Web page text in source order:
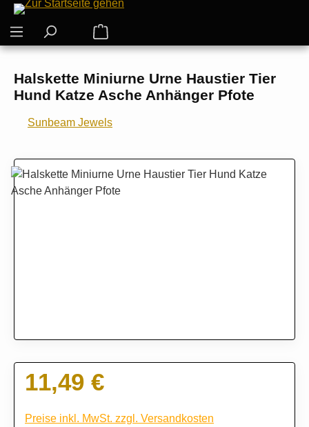
Zum Hauptinhalt springen
Warenkorb enthält 0 Positionen. Der
Halskette Miniurne Urne Haustier Tier
Hund Katze Asche Anhänger Pfote
Sunbeam Jewels
Bildergalerie überspringen
Regulärer Preis:
11,49 €
Preise inkl. MwSt. zzgl. Versandkosten